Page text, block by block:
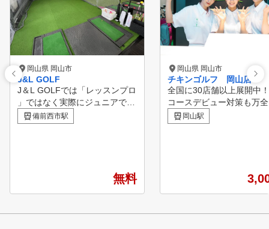
岡山県 岡山市
J&L GOLF
J＆L GOLFでは「レッスンプロ
」ではなく実際にジュニアでの
優勝経験やトーナメント出場経
験のある女子ゴルファーが常駐
ッスンメニューをご用意してお
ります。 ジュニアとレディー
備前西市駅
無料
岡山県 岡山市
チキンゴルフ 岡山店
全国に30店舗以上展開中
コースデビュー対策も万
新のシミュレーションマ
チキンゴルフにお通い頂
おります。 お客様の目標
悩みに合わせてクラブの
岡山駅